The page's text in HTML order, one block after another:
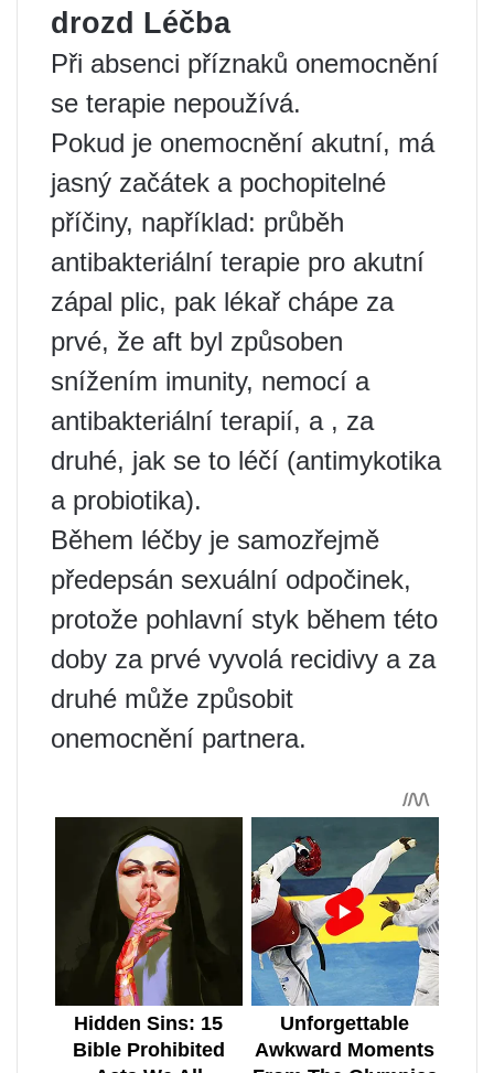
drozd Léčba
Při absenci příznaků onemocnění
se terapie nepoužívá.
Pokud je onemocnění akutní, má
jasný začátek a pochopitelné
příčiny, například: průběh
antibakteriální terapie pro akutní
zápal plic, pak lékař chápe za
prvé, že aft byl způsoben
snížením imunity, nemocí a
antibakteriální terapií, a , za
druhé, jak se to léčí (antimykotika
a probiotika).
Během léčby je samozřejmě
předepsán sexuální odpočinek,
protože pohlavní styk během této
doby za prvé vyvolá recidivy a za
druhé může způsobit
onemocnění partnera.